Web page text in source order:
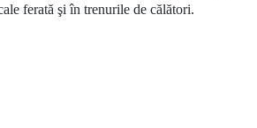
ferată şi în trenurile de călători.